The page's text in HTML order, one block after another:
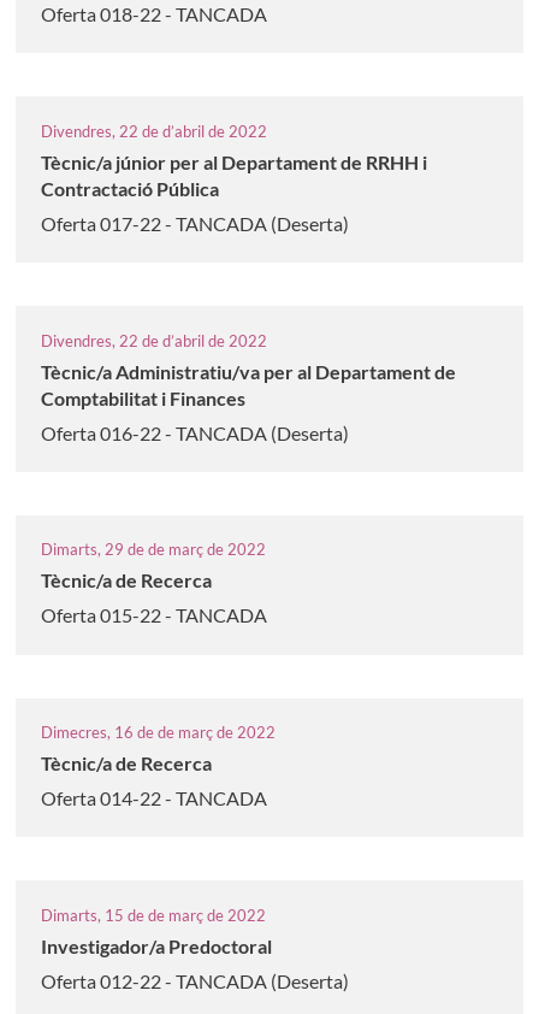
Oferta 018-22 - TANCADA
Divendres, 22 de d’abril de 2022
Tècnic/a júnior per al Departament de RRHH i
Contractació Pública
Oferta 017-22 - TANCADA (Deserta)
Divendres, 22 de d’abril de 2022
Tècnic/a Administratiu/va per al Departament de
Comptabilitat i Finances
Oferta 016-22 - TANCADA (Deserta)
Dimarts, 29 de de març de 2022
Tècnic/a de Recerca
Oferta 015-22 - TANCADA
Dimecres, 16 de de març de 2022
Tècnic/a de Recerca
Oferta 014-22 - TANCADA
Dimarts, 15 de de març de 2022
Investigador/a Predoctoral
Oferta 012-22 - TANCADA (Deserta)